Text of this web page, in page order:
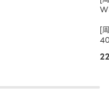
[